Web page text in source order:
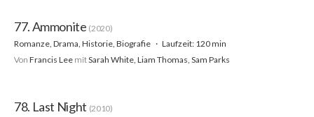
77. Ammonite (2020)
Romanze, Drama, Historie, Biografie
Laufzeit: 120 min
Von Francis Lee mitSarah White, Liam Thomas, Sam Parks
78. Last Night (2010)